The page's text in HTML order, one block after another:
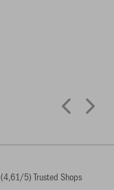
(4,61/5) Trusted Shops